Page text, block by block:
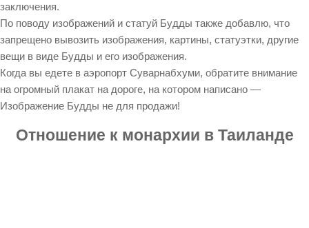
заключения.
По поводу изображений и статуй Будды также добавлю, что
запрещено вывозить изображения, картины, статуэтки, другие
вещи в виде Будды и его изображения.
Когда вы едете в аэропорт Суварнабхуми, обратите внимание
на огромный плакат на дороге, на котором написано —
Изображение Будды не для продажи!
Отношение к монархии в Таиланде